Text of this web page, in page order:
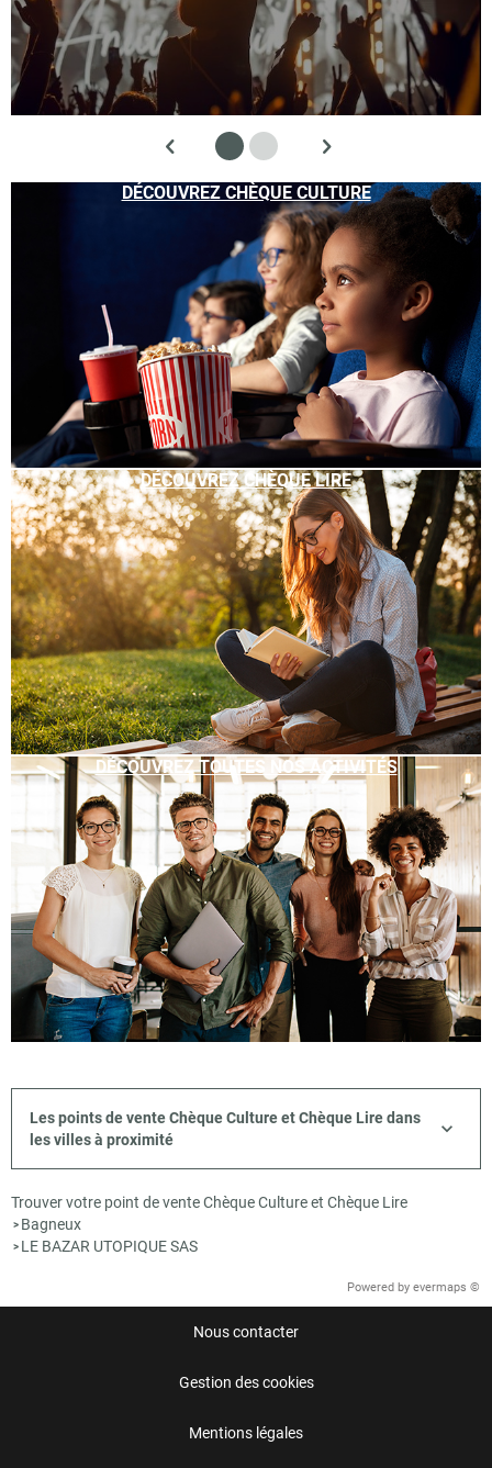
DÉCOUVREZ CHÈQUE CULTURE
DÉCOUVREZ CHÈQUE LIRE
DÉCOUVREZ TOUTES NOS ACTIVITÉS
Les points de vente Chèque Culture et Chèque Lire dans
les villes à proximité
Trouver votre point de vente Chèque Culture et Chèque Lire
> Bagneux
> LE BAZAR UTOPIQUE SAS
Powered by evermaps ©
Nous contacter
Gestion des cookies
Mentions légales